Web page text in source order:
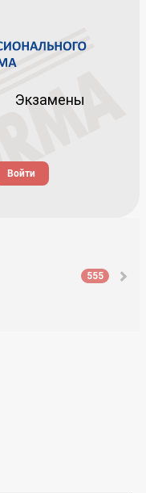
Экзамены
Войти
555